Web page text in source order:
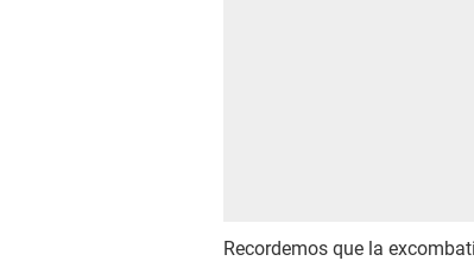
Recordemos que la